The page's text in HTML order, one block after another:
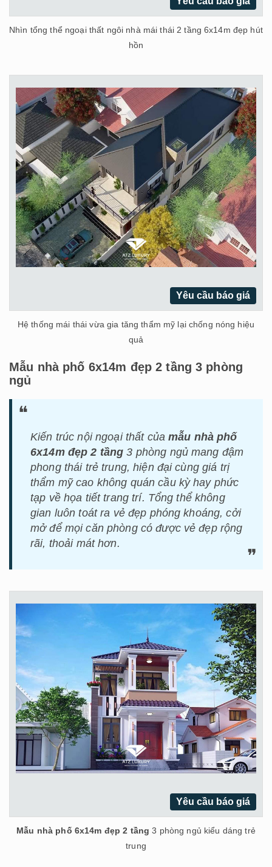
Nhìn tổng thể ngoại thất ngôi nhà mái thái 2 tầng 6x14m đẹp hút
hồn
Yêu cầu báo giá
Hệ thống mái thái vừa gia tăng thẩm mỹ lại chống nóng hiệu
quả
Mẫu nhà phố 6x14m đẹp 2 tầng 3 phòng
ngủ
Kiến trúc nội ngoại thất củamẫu nhà phố
6x14m đẹp 2 tầng 3 phòng ngủ mang đậm
phong thái trẻ trung, hiện đại cùng giá trị
thẩm mỹ cao không quán cầu kỳ hay phức
tạp về họa tiết trang trí. Tổng thể không
gian luôn toát ra vẻ đẹp phóng khoáng, cởi
mở để mọi căn phòng có được vẻ đẹp rộng
rãi, thoải mát hơn.
Yêu cầu báo giá
Mẫu nhà phố 6x14m đẹp 2 tầng 3 phòng ngủ kiểu dáng trẻ
trung